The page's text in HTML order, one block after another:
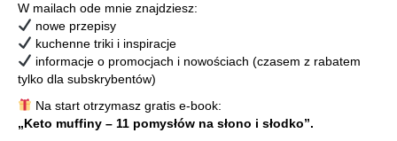
W mailach ode mnie znajdziesz:
nowe przepisy
kuchenne triki i inspiracje
informacje o promocjach i nowościach (czasem z rabatem
tylko dla subskrybentów)
Na start otrzymasz gratis e-book:
„Keto muffiny – 11 pomysłów na słono i słodko”.